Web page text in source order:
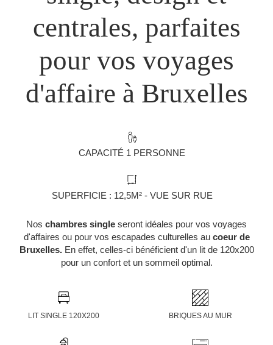
centrales, parfaites
pour vos voyages
d'affaire à Bruxelles
CAPACITÉ 1 PERSONNE
SUPERFICIE : 12,5M² - VUE SUR RUE
Nos chambres single seront idéales pour vos voyages
d'affaires ou pour vos escapades culturelles au coeur de
Bruxelles.En effet, celles-ci bénéficient d'un lit de 120x200
pour un confort et un sommeil optimal.
LIT SINGLE 120X200 BRIQUES AU MUR